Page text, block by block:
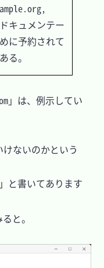
キュメンテー
に予約されて
」は、例示してい
ないのかという
」と書いてあります
と。